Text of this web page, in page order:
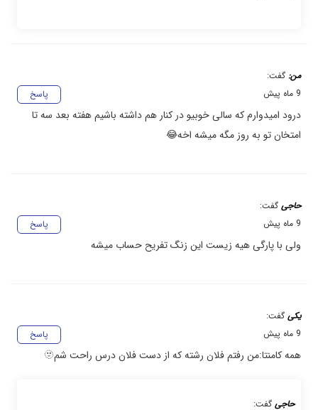
من: گفت:
پاسخ
9 ماه پیش
درود امیدوارم که سالی خوبیو در کنار هم داشته باشیم هفته بعد سه تا
امتخان تو به روز مگه میشه اخه😂
حاجی گفت:
پاسخ
9 ماه پیش
ولی با پارگی هیه زیست این زنگ تفریح حساب میشه
یکی گفت:
پاسخ
9 ماه پیش
همه کامنتا:من رفتم فلان رشته که از دست فلان درس راحت شم🫥
حاجی گفت: